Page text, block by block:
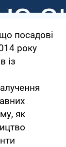
посадові
року
із
як